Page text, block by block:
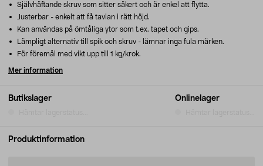
Butikslager Onlinelager
Självhäftande skruv som sitter säkert och är enkel att flytta.
Justerbar - enkelt att få tavlan i rätt höjd.
Kan användas på ömtåliga ytor som t.ex. tapet och gips.
Lämpligt alternativ till spik och skruv - lämnar inga fula märken.
För föremål med vikt upp till 1 kg/krok.
Mer information
Produktinformation